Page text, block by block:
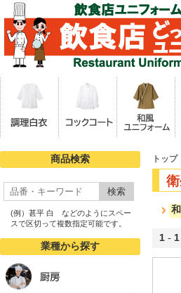
商品検索
検索
(例）甚平 白 などのようにスペー
スで区切って複数指定可能です。
業種から探す
トップ
1 - 1